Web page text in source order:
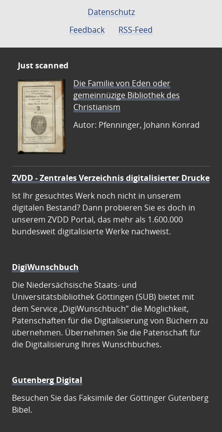
Datenschutz
Feedback
RSS-Feed
Just scanned
Die Familie von Eden oder
gemeinnüzige Bibliothek des
Christianism
Autor: Pfenninger, Johann Konrad
ZVDD - Zentrales Verzeichnis digitalisierter Drucke
Ist Ihr gesuchtes Werk noch nicht in unserem
digitalen Bestand? Dann probieren Sie es doch in
unserem ZVDD Portal, das mehr als 1.600.000
bundesweit digitalisierte Werke nachweist.
DigiWunschbuch
Die Niedersächsische Staats- und
Universitätsbibliothek Göttingen (SUB) bietet mit
dem Service „DigiWunschbuch” die Möglichkeit,
Patenschaften für die Digitalisierung von Büchern zu
übernehmen. Übernehmen Sie die Patenschaft für
die Digitalisierung Ihres Wunschbuches.
Gutenberg Digital
Besuchen Sie das Faksimile der Göttinger Gutenberg
Bibel.